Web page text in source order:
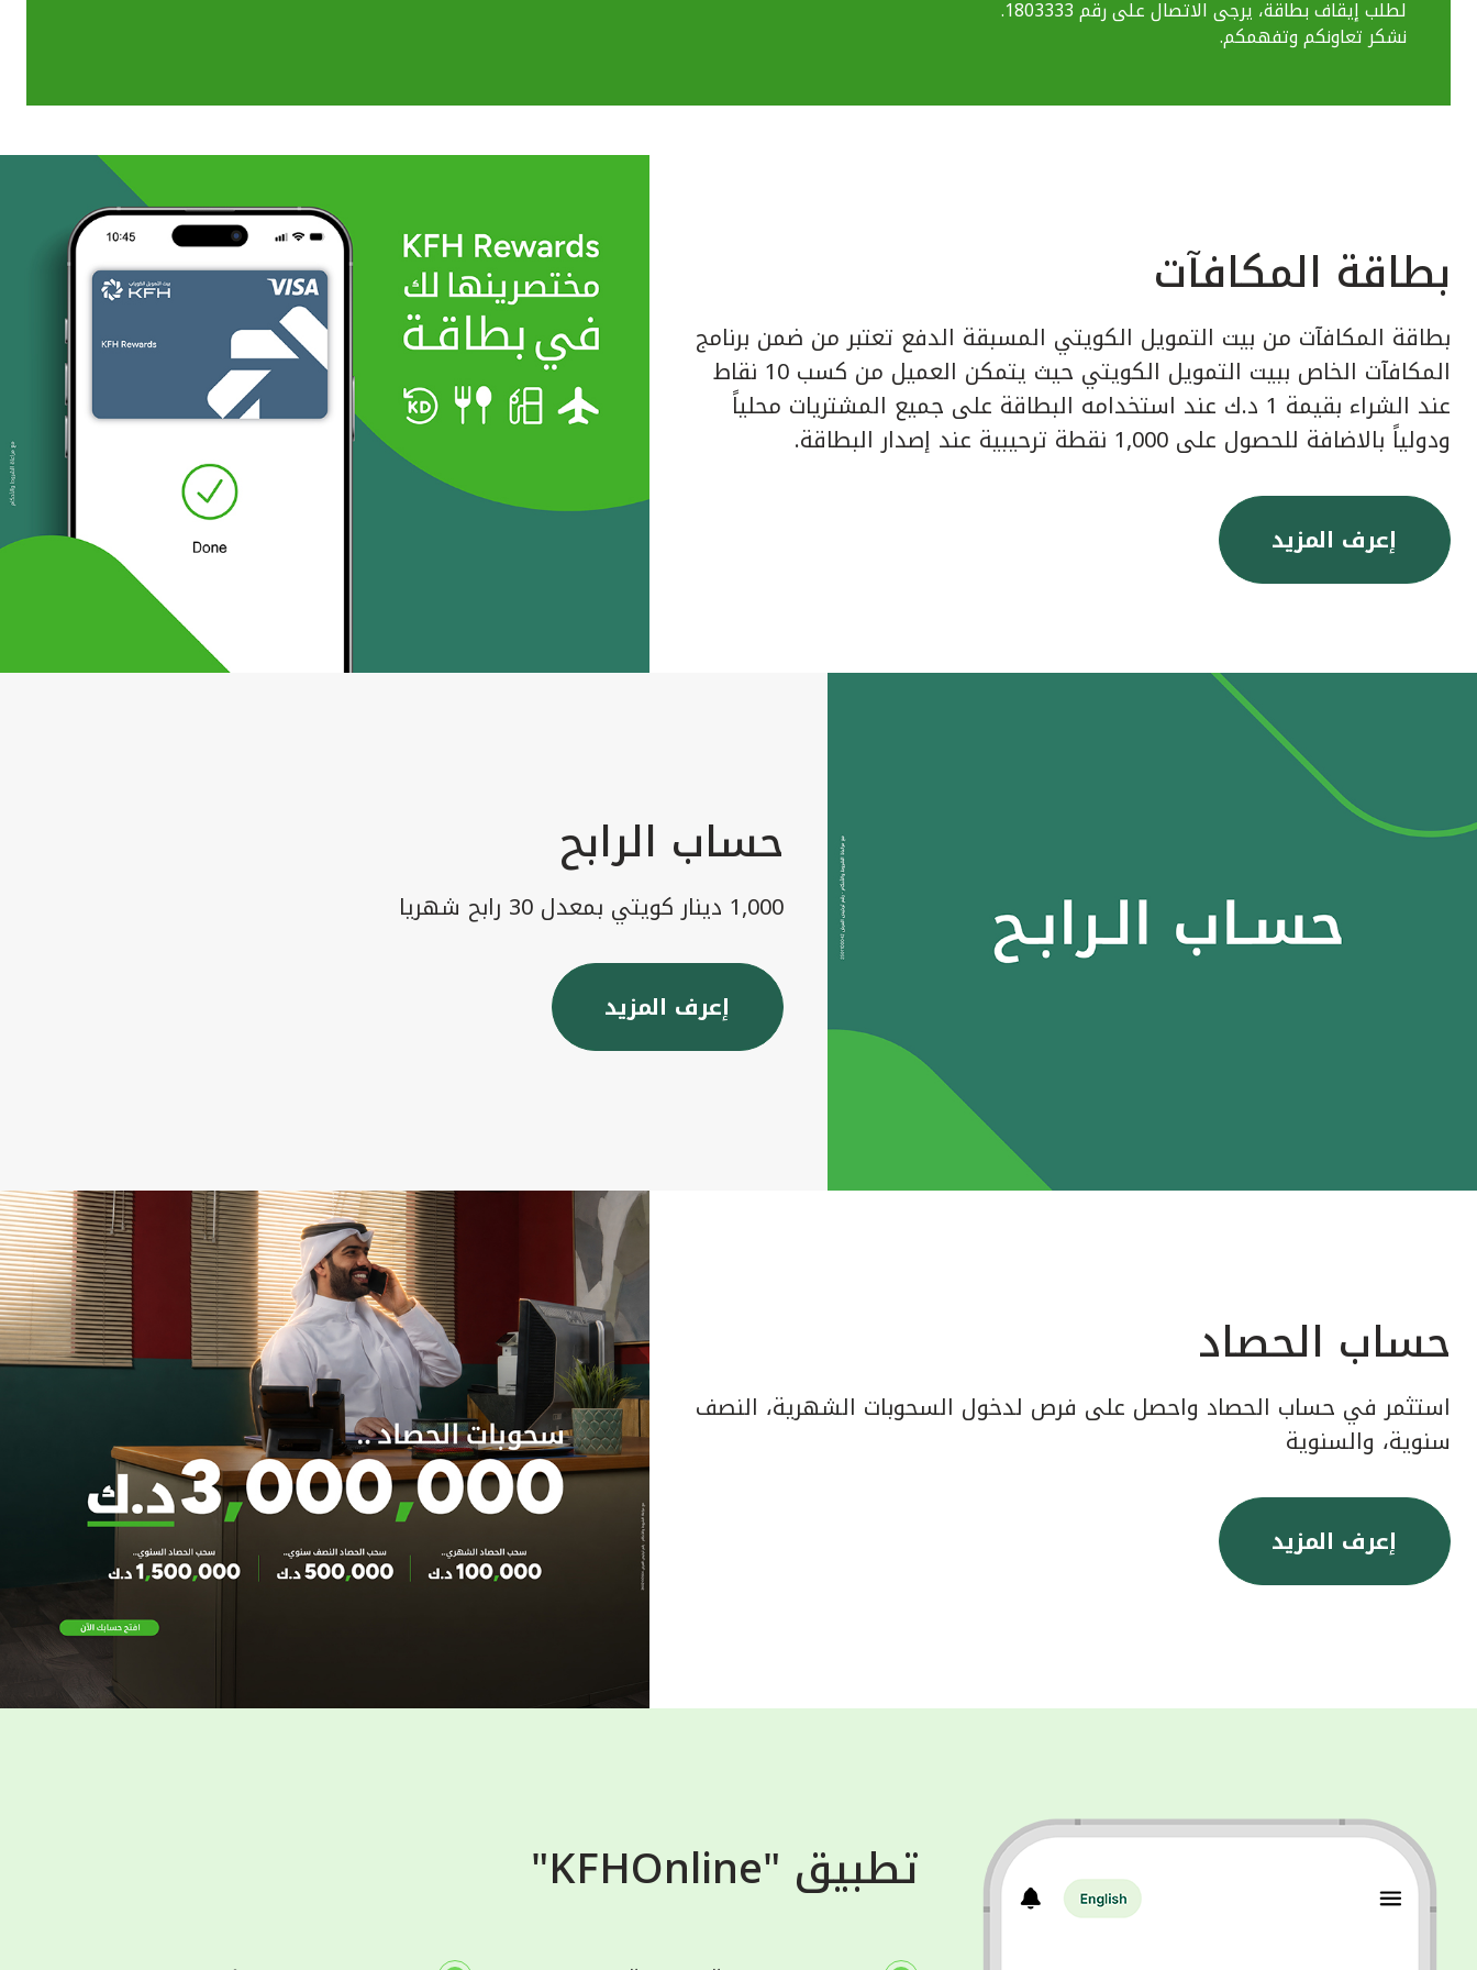
لطلب إيقاف بطاقة، يرجى الاتصال على رقم 1803333.
نشكر تعاونكم وتفهمكم.
بطاقة المكافآت
بطاقة المكافآت من بيت التمويل الكويتي المسبقة الدفع تعتبر من ضمن برنامج
المكافآت الخاص ببيت التمويل الكويتي حيث يتمكن العميل من كسب 10 نقاط
عند الشراء بقيمة 1 د.ك عند استخدامه البطاقة على جميع المشتريات محلياً
ودولياً بالاضافة للحصول على 1,000 نقطة ترحيبية عند إصدار البطاقة.
إعرف المزيد
حساب الرابح
1,000 دينار كويتي بمعدل 30 رابح شهريا
إعرف المزيد
حساب الحصاد
استثمر في حساب الحصاد واحصل على فرص لدخول السحوبات الشهرية، النصف
سنوية، والسنوية
إعرف المزيد
تطبيق "KFHOnline"